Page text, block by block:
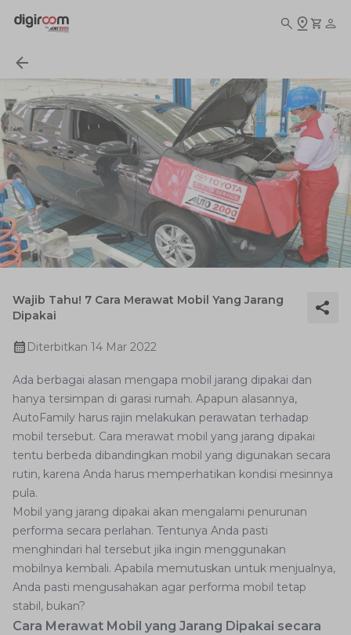
Wajib Tahu! 7 Cara Merawat Mobil Yang Jarang
Dipakai
Diterbitkan 14 Mar 2022
Ada berbagai alasan mengapa mobil jarang dipakai dan
hanya tersimpan di garasi rumah. Apapun alasannya,
AutoFamily harus rajin melakukan perawatan terhadap
mobil tersebut. Cara merawat mobil yang jarang dipakai
tentu berbeda dibandingkan mobil yang digunakan secara
rutin, karena Anda harus memperhatikan kondisi mesinnya
pula.
Mobil yang jarang dipakai akan mengalami penurunan
performa secara perlahan. Tentunya Anda pasti
menghindari hal tersebut jika ingin menggunakan
mobilnya kembali. Apabila memutuskan untuk menjualnya,
Anda pasti mengusahakan agar performa mobil tetap
stabil, bukan?
Cara Merawat Mobil yang Jarang Dipakai secara